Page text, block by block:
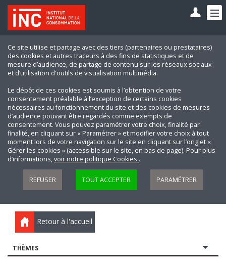
Ce site utilise et partage avec des tiers (partenaires ou prestataires)
des cookies et autres traceurs à des fins de statistiques et de
mesure d’audience, de partage de contenu sur les réseaux sociaux
et d’utilisation d'outils de visualisation multimédia.
Le dépôt de ces cookies est soumis à l’obtention de votre
consentement préalable à l’exception de certains cookies
nécessaires au fonctionnement du site et des cookies de mesures
d’audience pouvant être regardés comme exempts de
consentement. Vous pouvez paramétrer votre choix, finalité par
finalité, en cliquant sur « Paramétrer » et modifier votre choix à tout
moment lors de votre navigation sur le site en cliquant sur l’onglet «
Gérer les cookies » (accessible sur le site, en bas de page). Pour plus
d’informations,voir notre politique Cookies .
REFUSER TOUT ACCEPTER PARAMÉTRER
Retour à l'accueil
THÈMES